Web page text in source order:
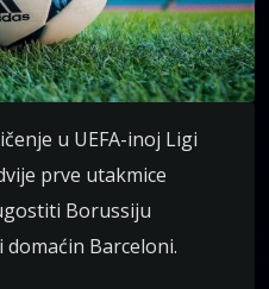
u UEFA-inoj Ligi
prve utakmice
Borussiju
domaćin Barceloni.